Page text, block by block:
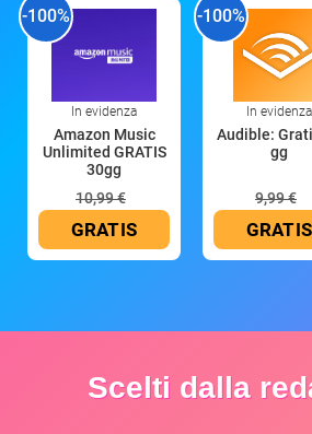
-100%
In evidenza
Amazon Music
Unlimited GRATIS
30gg
10,99 €
GRATIS
-100%
In evidenza
Audible:
gg
9,99 €
GRATIS
Scelti dalla